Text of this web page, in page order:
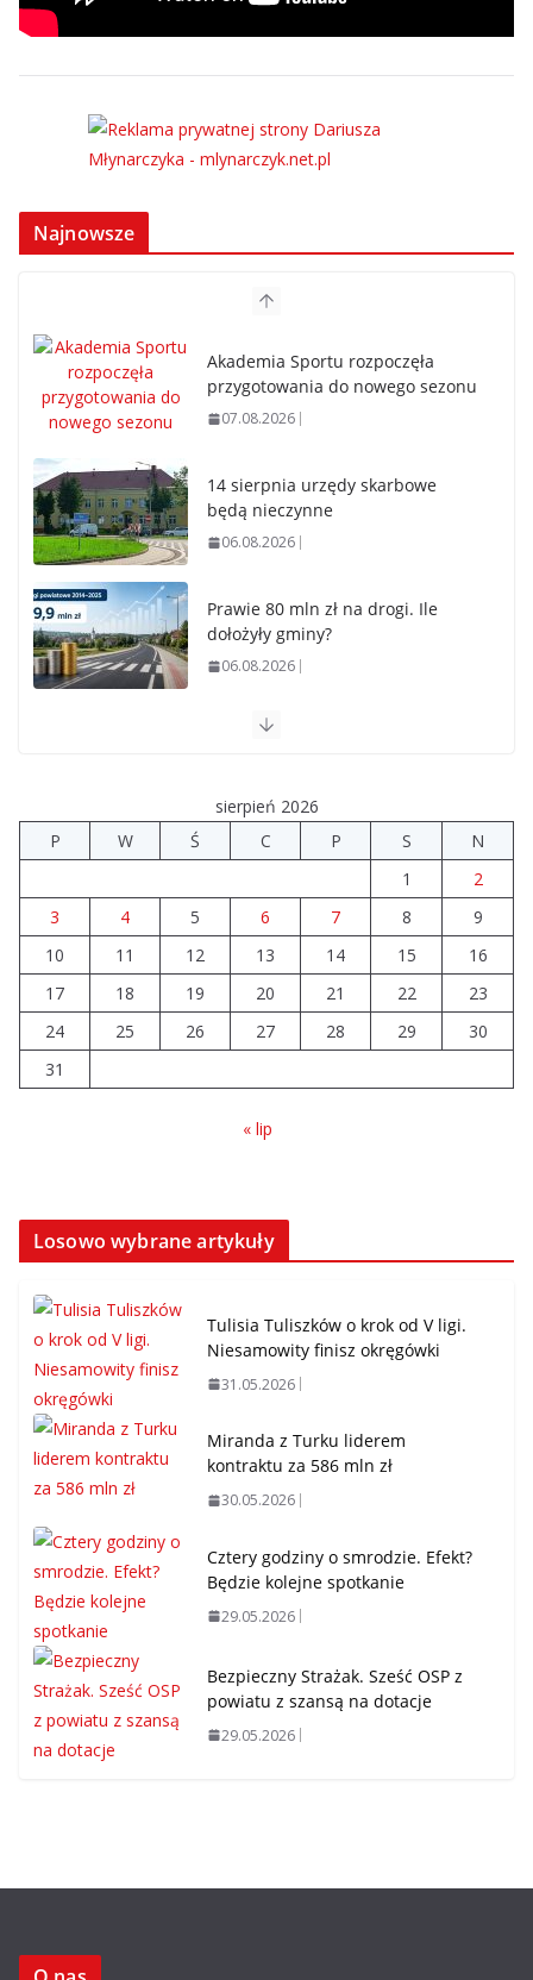
Najnowsze
Akademia Sportu rozpoczęła
przygotowania do nowego sezonu
07.08.2026
14 sierpnia urzędy skarbowe
będą nieczynne
06.08.2026
Prawie 80 mln zł na drogi. Ile
dołożyły gminy?
06.08.2026
Szkoła we Władysławowie przechodzi modernizację
Prawie 20 tys. zł dla dyrektora szpitala. Podwyżka
mimo finansowych problemów
Brylant dla Turku? 255. miejsce
trudno uznać za sukces
07.08.2026
sierpień 2026
P
W Ś C P S
N
1
2
3
4 5 6 7 8
9
10
11 12 13 14 15
16
17
18 19 20 21 22
23
24
25 26 27 28 29
30
31
« lip
Losowo wybrane artykuły
Tulisia Tuliszków o krok od V ligi.
Niesamowity finisz okręgówki
31.05.2026
Miranda z Turku liderem
kontraktu za 586 mln zł
30.05.2026
Cztery godziny o smrodzie. Efekt?
Będzie kolejne spotkanie
29.05.2026
Bezpieczny Strażak. Sześć OSP z
powiatu z szansą na dotacje
29.05.2026